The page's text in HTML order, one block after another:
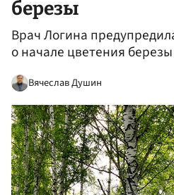
березы
Врач Логина
о начале цветения березы
Вячеслав Душин